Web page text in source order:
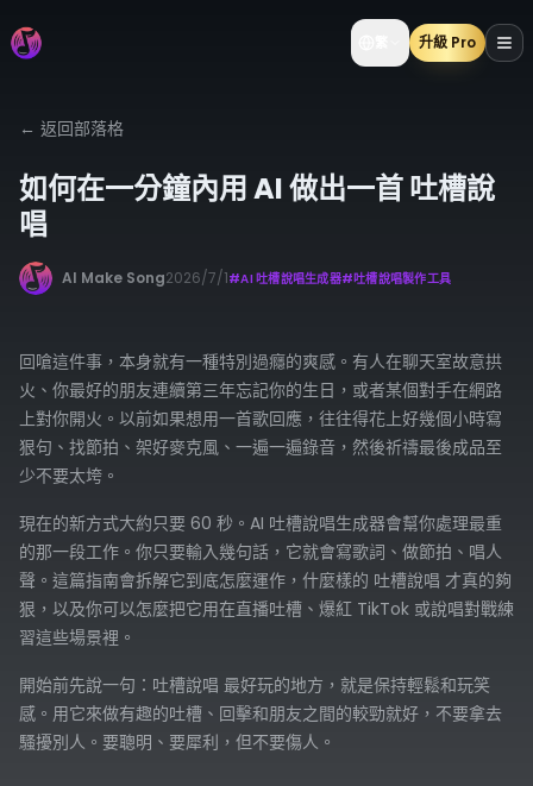
升級 Pro
← 返回部落格
如何在一分鐘內用 AI 做出一首 吐槽說
唱
AI Make Song2026/7/1#AI 吐槽說唱生成器#吐槽說唱製作工具
回嗆這件事，本身就有一種特別過癮的爽感。有人在聊天室故意拱
火、你最好的朋友連續第三年忘記你的生日，或者某個對手在網路
上對你開火。以前如果想用一首歌回應，往往得花上好幾個小時寫
狠句、找節拍、架好麥克風、一遍一遍錄音，然後祈禱最後成品至
少不要太垮。
現在的新方式大約只要 60 秒。AI 吐槽說唱生成器會幫你處理最重
的那一段工作。你只要輸入幾句話，它就會寫歌詞、做節拍、唱人
聲。這篇指南會拆解它到底怎麼運作，什麼樣的 吐槽說唱 才真的夠
狠，以及你可以怎麼把它用在直播吐槽、爆紅 TikTok 或說唱對戰練
習這些場景裡。
開始前先說一句：吐槽說唱 最好玩的地方，就是保持輕鬆和玩笑
感。用它來做有趣的吐槽、回擊和朋友之間的較勁就好，不要拿去
騷擾別人。要聰明、要犀利，但不要傷人。